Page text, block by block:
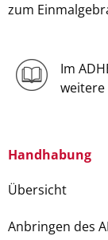
zum
Im
Handhabung
Übersicht
Anbringen des